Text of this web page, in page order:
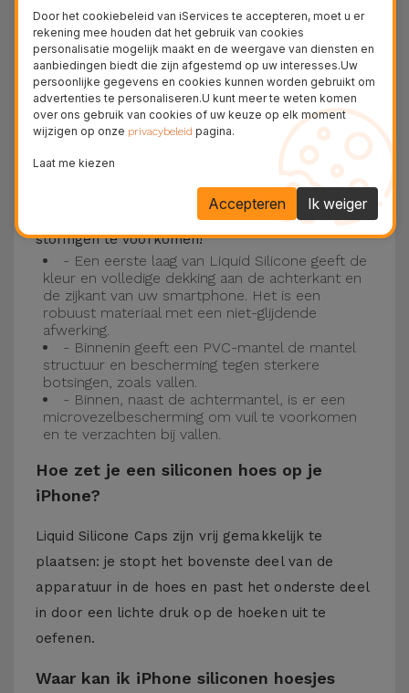
15, 14, 13, 12 onder meer en het nieuwste model
van de Apple, deiPhone 16eniPhone 17.
Drie-laagse bescherming met de
siliconen kappen
Onze iPhone siliconen hoesjes hebben een
robuuste, kwalitatieve constructie met een
drielaagse constructie om ongelukken en
storingen te voorkomen!
- Een eerste laag van Liquid Silicone geeft de
kleur en volledige dekking aan de achterkant en
de zijkant van uw smartphone. Het is een
robuust materiaal met een niet-glijdende
afwerking.
- Binnenin geeft een PVC-mantel de mantel
structuur en bescherming tegen sterkere
botsingen, zoals vallen.
- Binnen, naast de achtermantel, is er een
microvezelbescherming om vuil te voorkomen
en te verzachten bij vallen.
Hoe zet je een siliconen hoes op je
iPhone?
Liquid Silicone Caps zijn vrij gemakkelijk te
plaatsen: je stopt het bovenste deel van de
apparatuur in de hoes en past het onderste deel
in door een lichte druk op de hoeken uit te
oefenen.
Waar kan ik iPhone siliconen hoesjes
Door het cookiebeleid van iServices te accepteren, moet u er
rekening mee houden dat het gebruik van cookies
personalisatie mogelijk maakt en de weergave van diensten en
aanbiedingen biedt die zijn afgestemd op uw interesses.Uw
persoonlijke gegevens en cookies kunnen worden gebruikt om
advertenties te personaliseren.U kunt meer te weten komen
over ons gebruik van cookies of uw keuze op elk moment
wijzigen op onze privacybeleid pagina.
Laat me kiezen
Ik weiger
Accepteren